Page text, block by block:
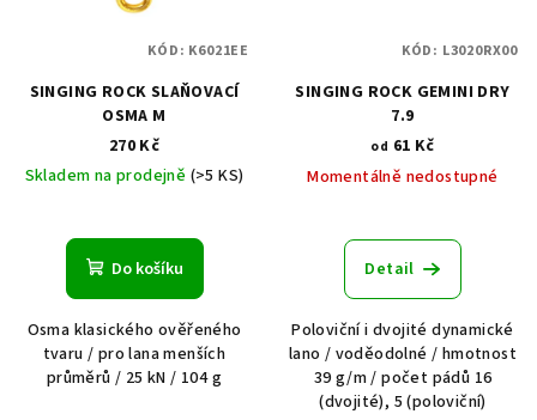
SINGING ROCK SLAŇOVACÍ
OSMA M
270 Kč
Skladem na prodejně (>5 KS)
Do košíku
Osma klasického ověřeného
tvaru / pro lana menších
průměrů / 25 kN / 104 g
KÓD: K6021EE
SINGING ROCK GEMINI DRY
7.9
od 61 Kč
Momentálně nedostupné
Detail
Poloviční i dvojité dynamické
lano / voděodolné / hmotnost
39 g/m / počet pádů 16
(dvojité), 5 (poloviční)
KÓD: L3020RX00